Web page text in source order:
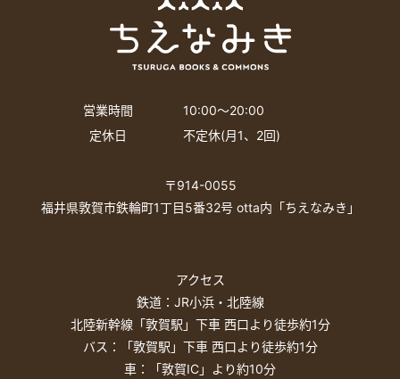
営業時間
10:00〜20:00
定休日
不定休(月1、2回)
〒914-0055
福井県敦賀市鉄輪町1丁目5番32号 otta内「ちえなみき」
アクセス
鉄道：JR小浜・北陸線
北陸新幹線「敦賀駅」下車 西口より徒歩約1分
バス：「敦賀駅」下車 西口より徒歩約1分
車：「敦賀IC」より約10分